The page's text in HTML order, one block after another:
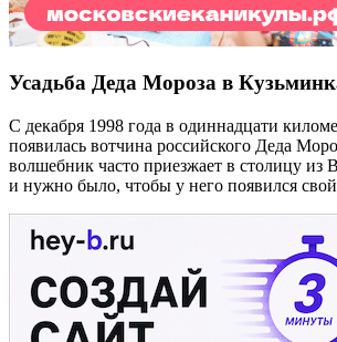
Усадьба Деда Мороза в
С декабря 1998 года в одиннадцати
появилась вотчина российского Деда
волшебник часто приезжает в столицу из
и нужно было, чтобы у него появился